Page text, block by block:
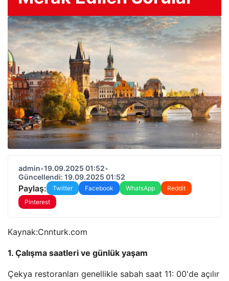
admin•19.09.2025 01:52•
Güncellendi: 19.09.2025 01:52
Paylaş: Twitter Facebook WhatsApp
Reddit
Pinterest
Kaynak:Cnnturk.com
1. Çalışma saatleri ve günlük yaşam
Çekya restoranları genellikle sabah saat 11: 00'de açılır